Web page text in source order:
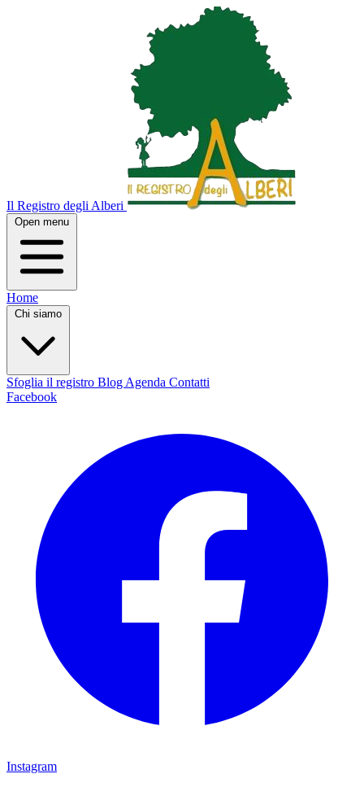
Il Registro degli Alberi
Open menu
Home
Chi siamo
Sfoglia il registro Blog Agenda Contatti
Facebook
Instagram